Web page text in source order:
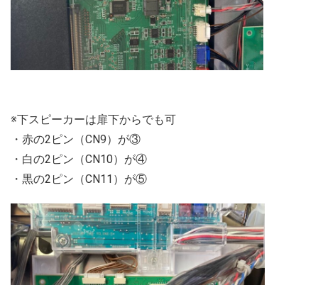
※下スピーカーは扉下からでも可
・赤の2ピン（CN9）が③
・白の2ピン（CN10）が④
・黒の2ピン（CN11）が⑤